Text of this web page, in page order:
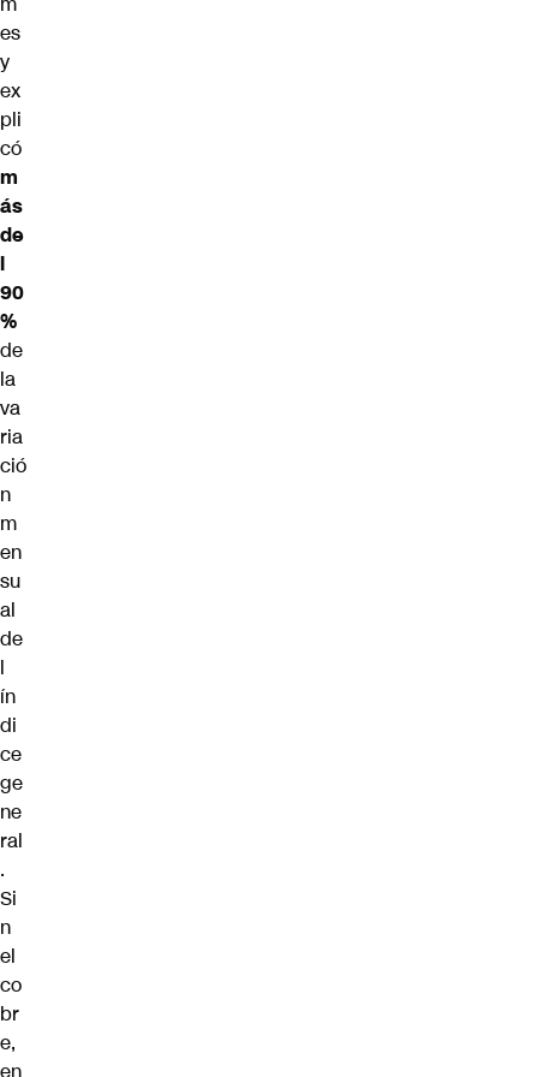
es
y
ex
pli
có
m
ás
de
l
90
%
de
la
va
ria
ció
n
m
en
su
al
de
l
ín
di
ce
ge
ne
ral
.
Si
n
el
co
br
e,
en